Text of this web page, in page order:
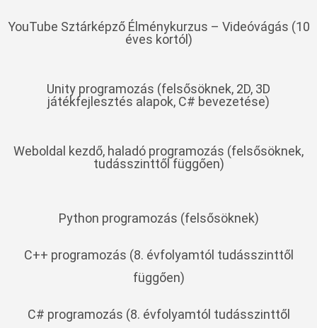
YouTube Sztárképző Élménykurzus – Videóvágás (10
éves kortól)
Unity programozás (felsősöknek, 2D, 3D
játékfejlesztés alapok, C# bevezetése)
Weboldal kezdő, haladó programozás (felsősöknek,
tudásszinttől függően)
Python programozás (felsősöknek)
C++ programozás (8. évfolyamtól tudásszinttől
függően)
C# programozás (8. évfolyamtól tudásszinttől